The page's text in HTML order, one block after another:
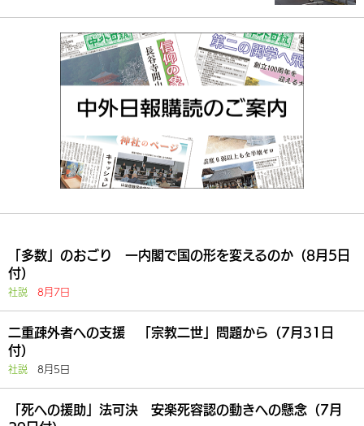
「多数」のおごり 一内閣で国の形を変えるのか（8月5日
付）
社説 8月7日
二重疎外者への支援 「宗教二世」問題から（7月31日
付）
社説 8月5日
「死への援助」法可決 安楽死容認の動きへの懸念（7月